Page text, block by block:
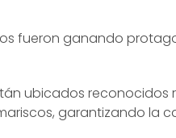
fueron ganando
ubicados reconocidos
garantizando la